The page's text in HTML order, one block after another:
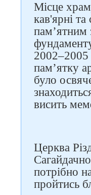
Місце
кав'ярні
пам’ятним
2002–2005
пам’ятку
було
висить
Церква
потрібно
пройтись